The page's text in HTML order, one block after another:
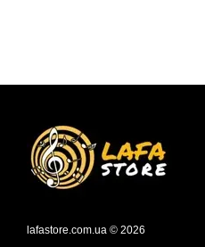
lafastore.com.ua © 2026